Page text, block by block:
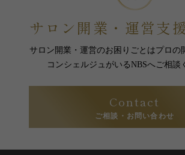
サロン開業・運営支
サロン開業・運営のお困りごとはプロの
コンシェルジュがいるNBSへご相談
Contact
ご相談・お問い合わせ